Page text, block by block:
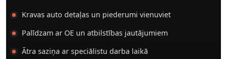
Kravas auto detaļas un piederumi vienuviet
Palīdzam ar OE un atbilstības jautājumiem
Ātra saziņa ar speciālistu darba laikā